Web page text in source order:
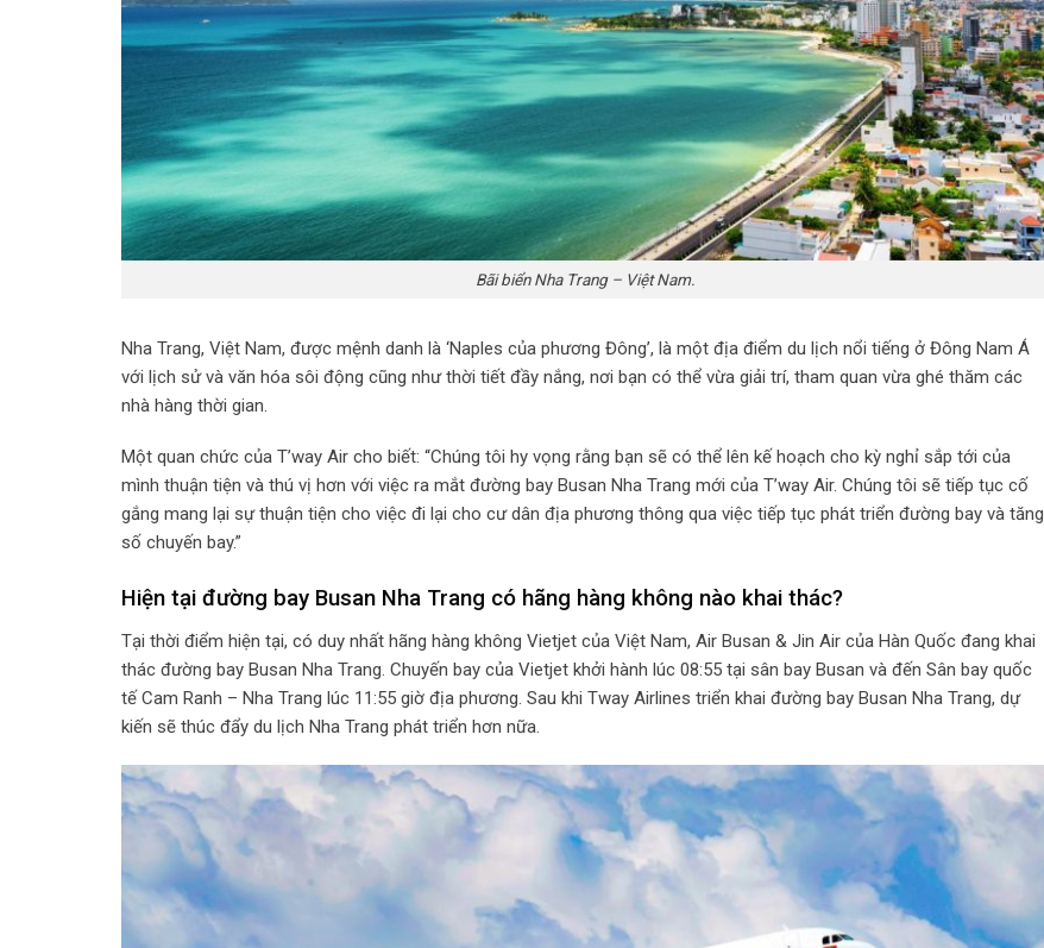
Bãi biển Nha Trang – Việt Nam.
Nha Trang, Việt Nam, được mệnh danh là ‘Naples của phương Đông’, là một địa điểm du lịch nổi tiếng ở Đông Nam Á
với lịch sử và văn hóa sôi động cũng như thời tiết đầy nắng, nơi bạn có thể vừa giải trí, tham quan vừa ghé thăm các
nhà hàng thời gian.
Một quan chức của T’way Air cho biết: “Chúng tôi hy vọng rằng bạn sẽ có thể lên kế hoạch cho kỳ nghỉ sắp tới của
mình thuận tiện và thú vị hơn với việc ra mắt đường bay Busan Nha Trang mới của T’way Air. Chúng tôi sẽ tiếp tục cố
gắng mang lại sự thuận tiện cho việc đi lại cho cư dân địa phương thông qua việc tiếp tục phát triển đường bay và tăng
số chuyến bay.”
Hiện tại đường bay Busan Nha Trang có hãng hàng không nào khai thác?
Tại thời điểm hiện tại, có duy nhất hãng hàng không Vietjet của Việt Nam, Air Busan & Jin Air của Hàn Quốc đang khai
thác đường bay Busan Nha Trang. Chuyến bay của Vietjet khởi hành lúc 08:55 tại sân bay Busan và đến Sân bay quốc
tế Cam Ranh – Nha Trang lúc 11:55 giờ địa phương. Sau khi Tway Airlines triển khai đường bay Busan Nha Trang, dự
kiến sẽ thúc đẩy du lịch Nha Trang phát triển hơn nữa.